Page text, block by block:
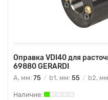
Оправка VDI40 для
69880 GERARDI
A, мм: 75 b1, мм: 55 b2,